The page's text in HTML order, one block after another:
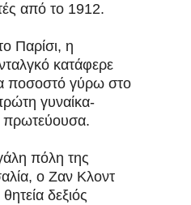
από το 1912.
Παρίσι, η
κατάφερε
ποσοστό γύρω στο
γυναίκα-
πρωτεύουσα.
πόλη της
ο Ζαν Κλοντ
δεξιός